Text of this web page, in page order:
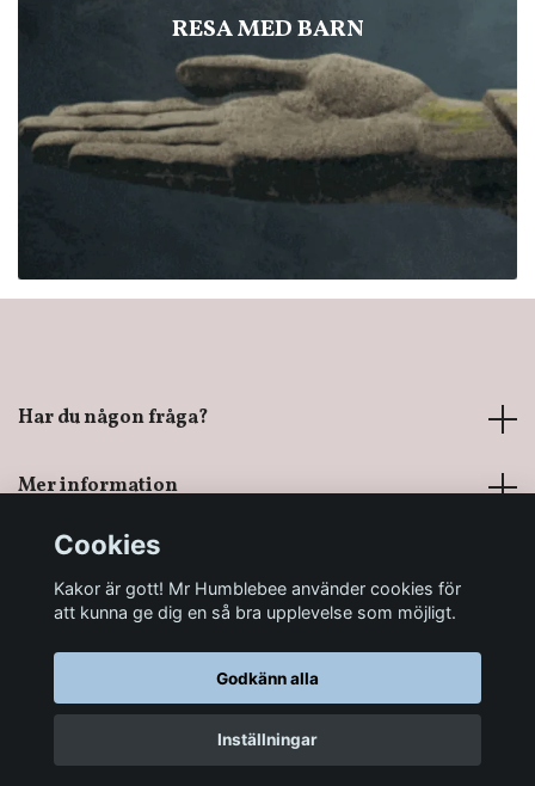
RESA MED BARN
LÄGG I KORGEN
Har du någon fråga?
Mer information
Sociala medier
© 2026 Mr Humblebee - En magisk leksaksbutik
Cookies
Kakor är gott! Mr Humblebee använder cookies för
att kunna ge dig en så bra upplevelse som möjligt.
Godkänn alla
Inställningar